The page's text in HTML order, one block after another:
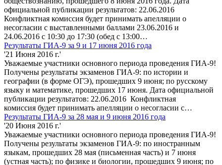
официальной публикации результатов: 22.06.2016
Конфликтная комиссия будет принимать апелляции о
несогласии с выставленными баллами 23.06.2016 и
24.06.2016 с 10:30 до 17:30 (обед с 13:00…
Результаты ГИА-9 за 9 и 17 июня 2016 года
'21 Июня 2016 г.'
Уважаемые участники основного периода проведения ГИА-9!
Получены результаты экзаменов ГИА-9: по истории и
географии (в форме ОГЭ), прошедших 9 июня; по русскому
языку и математике, прошедших 17 июня. Дата официальной
публикации результатов: 22.06.2016 Конфликтная
комиссия будет принимать апелляции о несогласии с…
Результаты ГИА-9 за 28 мая и 9 июня 2016 года
'20 Июня 2016 г.'
Уважаемые участники основного периода проведения ГИА-9!
Получены результаты экзаменов ГИА-9: по иностранным
языкам, прошедших 28 мая (письменная часть) и 7 июня
(устная часть); по физике и биологии, прошедших 9 июня; по